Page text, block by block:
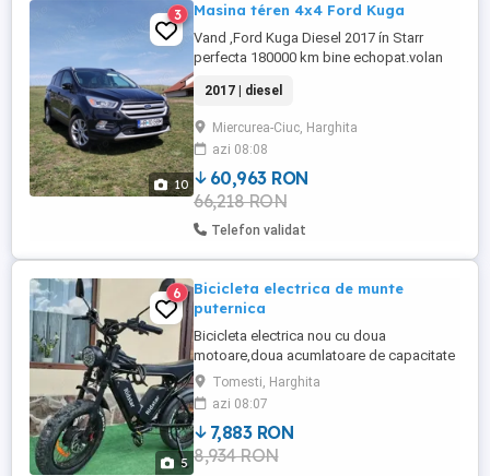
10
3 Masina téren 4x4 Ford Kuga
Vand ,Ford Kuga Diesel 2017 ín Starr
perfecta 180000 km bine echopat.volan
autómat etc.
2017 | diesel
Miercurea-Ciuc, Harghita
azi 08:08
60,963 RON
66,218 RON
Telefon validat
5
6
Bicicleta electrica de munte
puternica
Bicicleta electrica nou cu doua
motoare,doua acumlatoare de capacitate
mare ,viteza de 50 km H( se poate mari
pana la90 km H) autonómia minim 160 km
exclusiv electrica.
Tomesti, Harghita
azi 08:07
7,883 RON
8,934 RON